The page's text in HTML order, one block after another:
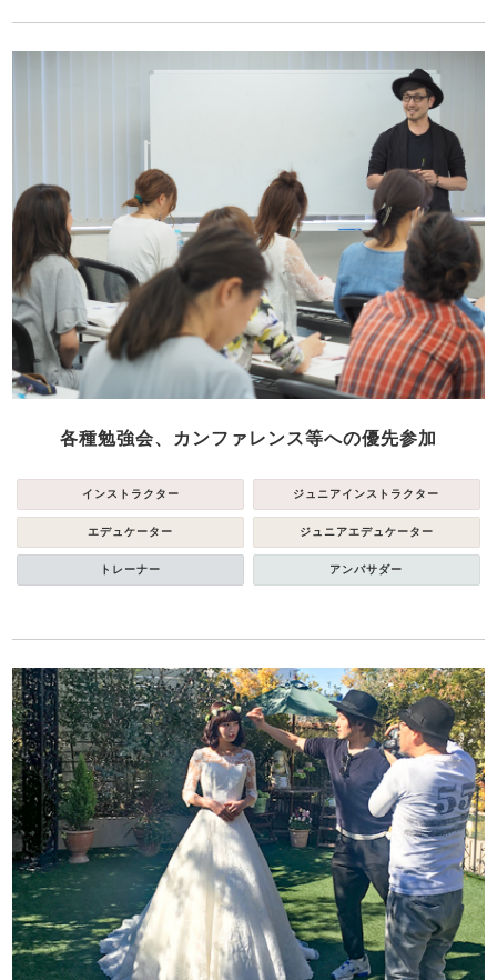
各種勉強会、カンファレンス等への優先参加
インストラクター ジュニアインストラクター
エデュケーター ジュニアエデュケーター
トレーナー アンバサダー